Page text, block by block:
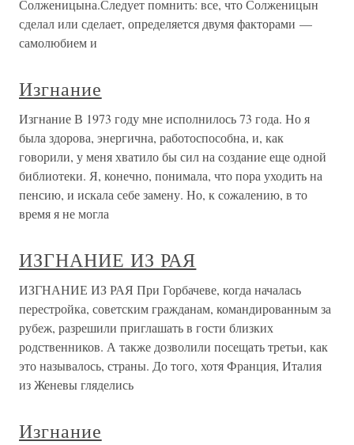
Солженицына.Следует помнить: все, что Солженицын
сделал или сделает, определяется двумя факторами —
самолюбием и
Изгнание
Изгнание В 1973 году мне исполнилось 73 года. Но я
была здорова, энергична, работоспособна, и, как
говорили, у меня хватило бы сил на создание еще одной
библиотеки. Я, конечно, понимала, что пора уходить на
пенсию, и искала себе замену. Но, к сожалению, в то
время я не могла
ИЗГНАНИЕ ИЗ РАЯ
ИЗГНАНИЕ ИЗ РАЯ При Горбачеве, когда началась
перестройка, советским гражданам, командированным за
рубеж, разрешили приглашать в гости близких
родственников. А также дозволили посещать третьи, как
это называлось, страны. До того, хотя Франция, Италия
из Женевы гляделись
Изгнание